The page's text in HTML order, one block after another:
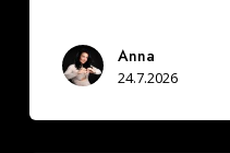
Anna
24.7.2026